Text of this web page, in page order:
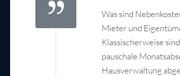
Was sind
Mieter und
Klassischerweise
pauschale
Hausverwaltung